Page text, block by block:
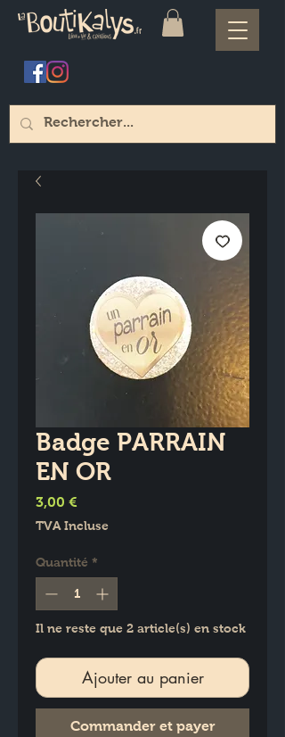
Badge PARRAIN
EN OR
3,00 €
TVA Incluse
Quantité *
Il ne reste que 2 article(s) en stock
Ajouter au panier
Commander et payer